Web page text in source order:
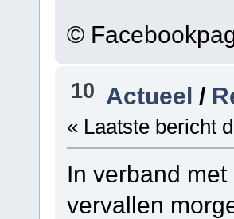
©
10 Actueel /
« Laatste bericht
In verband
vervallen